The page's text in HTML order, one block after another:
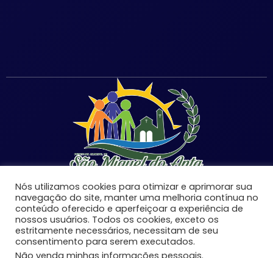
©Copyright 2026 | Prefeitura Municipal de São Miguel
do Anta-MG | Todos os direitos reservados.
Desenvolvido por:
Nós utilizamos cookies para otimizar e aprimorar sua
navegação do site, manter uma melhoria contínua no
conteúdo oferecido e aperfeiçoar a experiência de
nossos usuários. Todos os cookies, exceto os
estritamente necessários, necessitam de seu
consentimento para serem executados.
Não venda minhas informações pessoais.